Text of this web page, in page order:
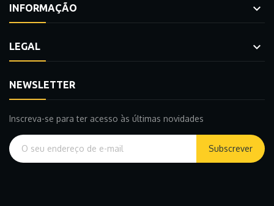
INFORMAÇÃO 
LEGAL 
NEWSLETTER
Inscreva-se para ter acesso às últimas novidades
Subscrever